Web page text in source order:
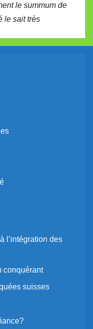
le summum de
le sait très
l’intégration des
conquérant
suisses